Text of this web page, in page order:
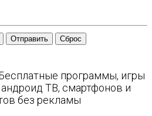
Отправить Сброс
программы, игры
ТВ, смартфонов и
без рекламы